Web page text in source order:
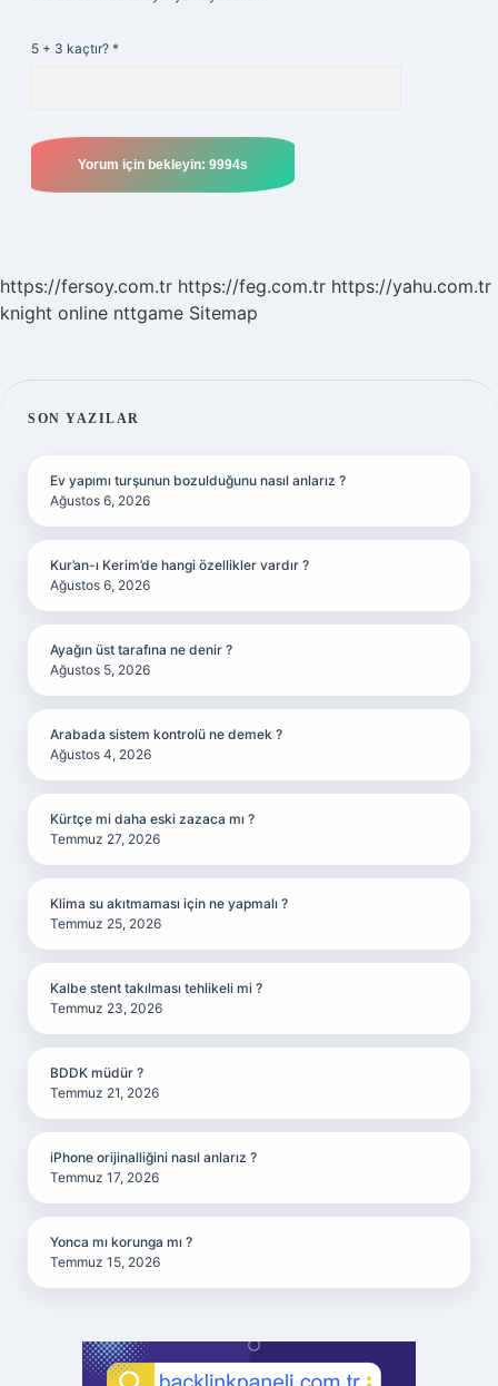
5 + 3 kaçtır? *
https://fersoy.com.tr https://feg.com.tr https://yahu.com.tr
knight online nttgame Sitemap
SIDEBAR
SON YAZILAR
Ev yapımı turşunun bozulduğunu nasıl anlarız ?
Ağustos 6, 2026
Kur’an-ı Kerim’de hangi özellikler vardır ?
Ağustos 6, 2026
Ayağın üst tarafına ne denir ?
Ağustos 5, 2026
Arabada sistem kontrolü ne demek ?
Ağustos 4, 2026
Kürtçe mi daha eski zazaca mı ?
Temmuz 27, 2026
Klima su akıtmaması için ne yapmalı ?
Temmuz 25, 2026
Kalbe stent takılması tehlikeli mi ?
Temmuz 23, 2026
BDDK müdür ?
Temmuz 21, 2026
iPhone orijinalliğini nasıl anlarız ?
Temmuz 17, 2026
Yonca mı korunga mı ?
Temmuz 15, 2026